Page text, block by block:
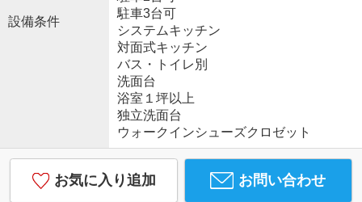
設備条件
駐車3台可
システムキッチン
対面式キッチン
バス・トイレ別
洗面台
浴室１坪以上
独立洗面台
ウォークインシューズクロゼット
お気に入り追加 お問い合わせ